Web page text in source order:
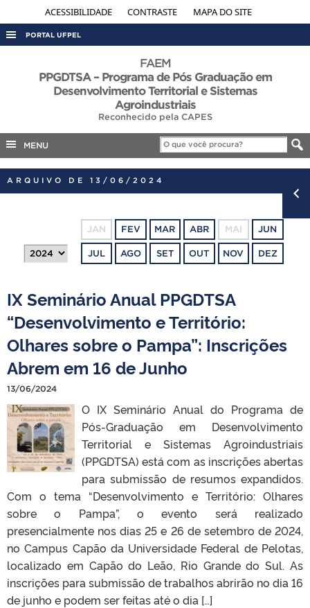
ACESSIBILIDADE CONTRASTE MAPA DO SITE
PORTAL UFPEL
AUDITORIA
INTERNACIONAL
TELEFONES
FAEM
PPGDTSA – Programa de Pós Graduação em
Desenvolvimento Territorial e Sistemas
Agroindustriais
Reconhecido pela CAPES
MENU
ARQUIVO DE 13/06/2024
JAN FEV MAR ABR MAI JUN
JUL AGO SET OUT NOV DEZ
IX Seminário Anual PPGDTSA
“Desenvolvimento e Território:
Olhares sobre o Pampa”: Inscrições
Abrem em 16 de Junho
13/06/2024
O IX Seminário Anual do Programa de
Pós-Graduação em Desenvolvimento
Territorial e Sistemas Agroindustriais
(PPGDTSA) está com as inscrições abertas
para submissão de resumos expandidos.
Com o tema “Desenvolvimento e Território: Olhares
sobre o Pampa”, o evento será realizado
presencialmente nos dias 25 e 26 de setembro de 2024,
no Campus Capão da Universidade Federal de Pelotas,
localizado em Capão do Leão, Rio Grande do Sul. As
inscrições para submissão de trabalhos abrirão no dia 16
de junho e podem ser feitas até o dia […]